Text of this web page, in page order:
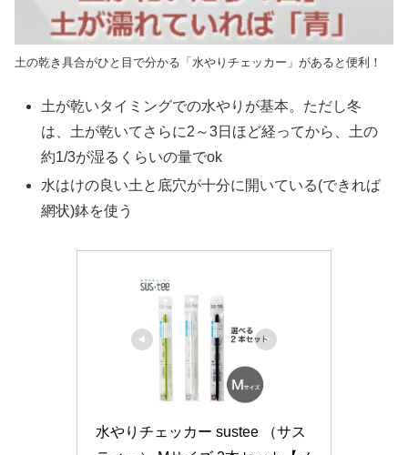
土の乾き具合がひと目で分かる「水やりチェッカー」があると便利！
土が乾いタイミングでの水やりが基本。ただし冬
は、土が乾いてさらに2～3日ほど経ってから、土の
約1/3が湿るくらいの量でok
水はけの良い土と底穴が十分に開いている(できれば
網状)鉢を使う
水やりチェッカー sustee （サス